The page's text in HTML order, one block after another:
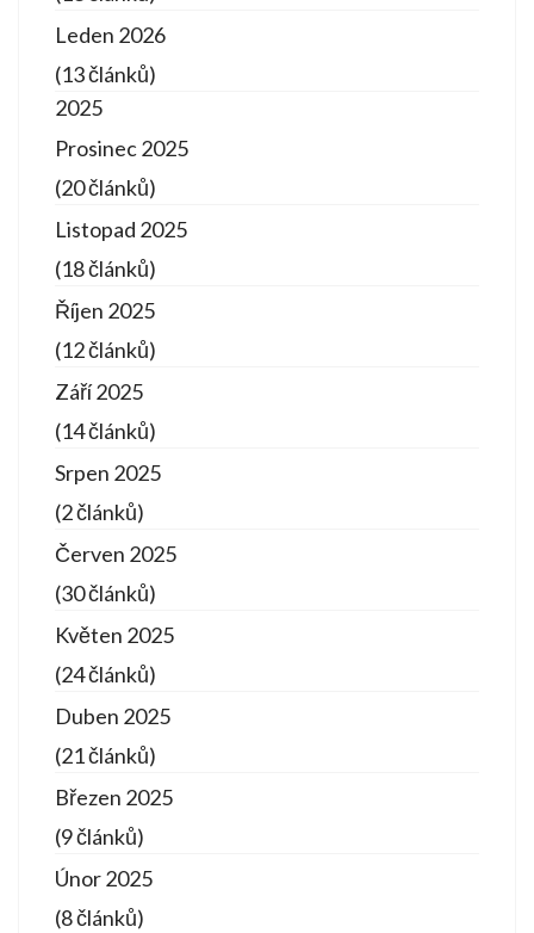
Leden 2026
(13 článků)
2025
Prosinec 2025
(20 článků)
Listopad 2025
(18 článků)
Říjen 2025
(12 článků)
Září 2025
(14 článků)
Srpen 2025
(2 článků)
Červen 2025
(30 článků)
Květen 2025
(24 článků)
Duben 2025
(21 článků)
Březen 2025
(9 článků)
Únor 2025
(8 článků)